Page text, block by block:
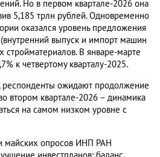
Но в первом квартале-2026 она
5,185 трлн рублей. Одновременно
оказался уровень предложения
выпуск и импорт машин
стройматериалов. В январе-марте
к четвертому кварталу-2025.
ожидают продолжение
втором квартале-2026 – динамика
на самом низком уровне с
майских опросов ИНП РАН